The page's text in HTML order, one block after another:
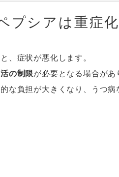
プシアは重症
、症状が悪化します。
の制限が必要となる場合があ
な負担が大きくなり、うつ